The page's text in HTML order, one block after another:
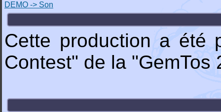
DEMO -> Son
Cette production a été
Contest" de la "GemTos